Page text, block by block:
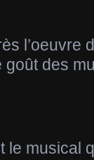
l’oeuvre
des
le musical